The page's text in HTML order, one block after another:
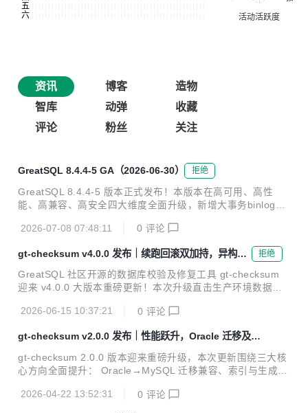
资讯 博客
造物
智库
动弹
收藏
评论
粉丝 关注
GreatSQL 8.4.4-5 GA（2026-06-30） 拒绝
GreatSQL 8.4.4-5 版本正式发布！本版本在高可用、高性
能、高兼容、高安全四大维度全面升级，新增大事务binlog独
磅特性，同时恢复旧版主从复制语法兼容，大幅降低运 维升级
2026-07-08 07:48:11 0 评论
gt-checksum v4.0.0 发布｜续跑回滚双加持，异构迁
移与安全能力跃升
拒绝
GreatSQL 社区开源的数据库校验及修复工具 gt-checksum
迎来 v4.0.0 大版本重磅更新！本次升级直击生产环境数据校
类型映射等关键能力，同时在权限预检、安全策略、性能优化
一、为什么升级？生产环境的「校验痛点」 在数据库迁移验
收、跨版本升级、主从一致性检查、Oracle → MySQL 异构
迁移等场景中，我们总能遇到这些棘手问题： 校验任务跑了几
小时突然中断，只能从头再来，耗时又耗资源； 在线修复数据
后发现不符合预期，却没有现成的回滚手段； 异构迁移时数据
2026-06-15 10:37:21 0 评论
gt-checksum v2.0.0 发布｜性能跃升，Oracle 迁移及索
引 / 生成列升级
gt-checksum 2.0.0 版本迎来重磅升级，本次更新围绕三大核
心方向全面提升： Oracle→MySQL 迁移兼容、索引与生成列
全场景测试覆盖，让数据库结构与数据一致性校验更高效、更
2026-04-22 13:52:31 0 评论